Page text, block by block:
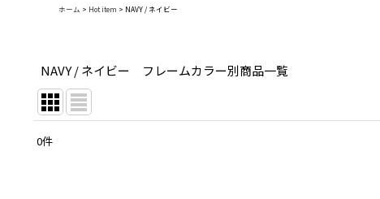
ホーム > Hot item > NAVY / ネイビー
NAVY / ネイビー フレームカラー別商品一覧
表示数
0件